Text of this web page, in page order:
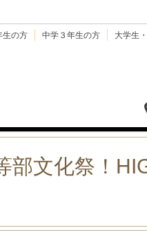
生の方 中学３年生の方 大学生
文化祭！